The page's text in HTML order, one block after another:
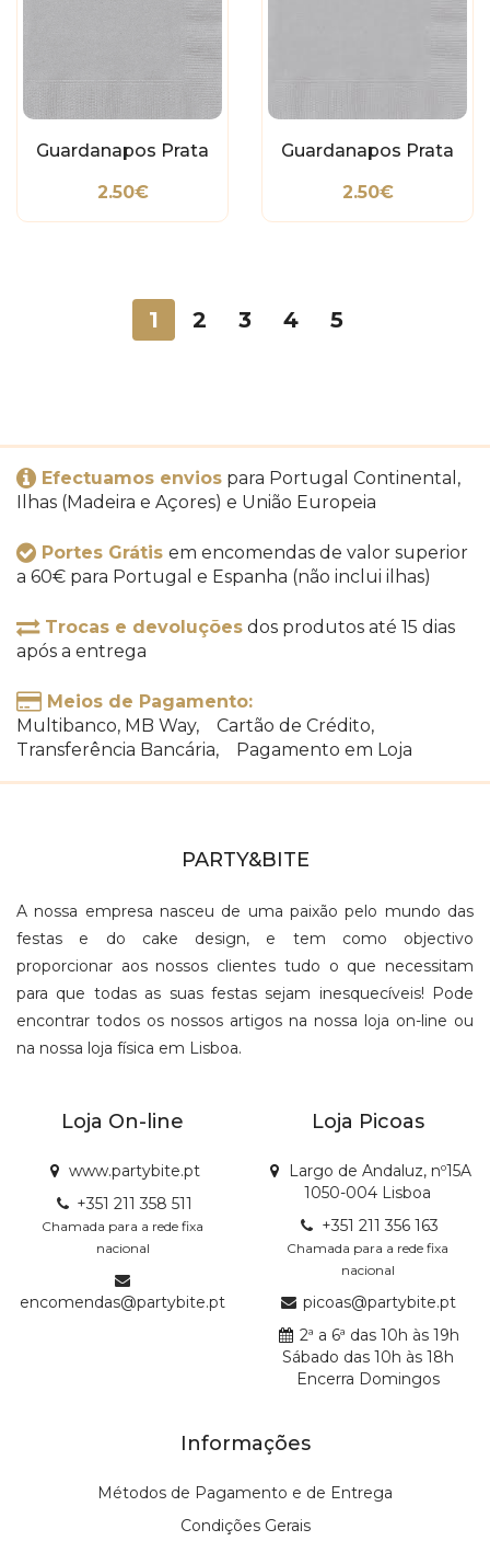
Guardanapos Prata
2.50€
Guardanapos Prata
2.50€
1 2 3 4 5
Efectuamos envios para Portugal Continental,
Ilhas (Madeira e Açores) e União Europeia
Portes Grátis em encomendas de valor superior
a 60€ para Portugal e Espanha (não inclui ilhas)
Trocas e devoluções dos produtos até 15 dias
após a entrega
Meios de Pagamento:
Multibanco, MB Way, Cartão de Crédito,
Transferência Bancária, Pagamento em Loja
PARTY&BITE
A nossa empresa nasceu de uma paixão pelo mundo das
festas e do cake design, e tem como objectivo
proporcionar aos nossos clientes tudo o que necessitam
para que todas as suas festas sejam inesquecíveis! Pode
encontrar todos os nossos artigos na nossa loja on-line ou
na nossa loja física em Lisboa.
Loja On-line
www.partybite.pt
+351 211 358 511
Chamada para a rede fixa
nacional
encomendas@partybite.pt
Loja Picoas
Largo de Andaluz, nº15A
1050-004 Lisboa
+351 211 356 163
Chamada para a rede fixa
nacional
picoas@partybite.pt
2ª a 6ª das 10h às 19h
Sábado das 10h às 18h
Encerra Domingos
Informações
Métodos de Pagamento e de Entrega
Condições Gerais